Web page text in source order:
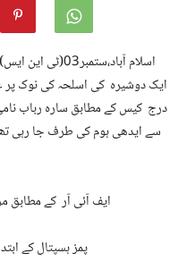
اسلام
ایک دوشیرہ کی اسلحہ کی نوک
درج کیس کے مطابق سارہ رباب
سے ایدھی ہوم کی طرف جا رہی
ایف آئی آر کے مطابق
پمز ہسپتال کے